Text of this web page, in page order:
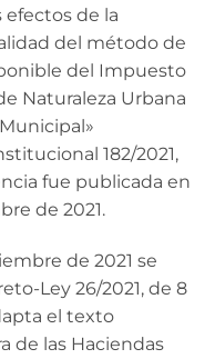
efectos de la
del método de
del Impuesto
Naturaleza Urbana
182/2021,
fue publicada en
de 2021.
de 2021 se
Ley 26/2021, de 8
el texto
de las Haciendas